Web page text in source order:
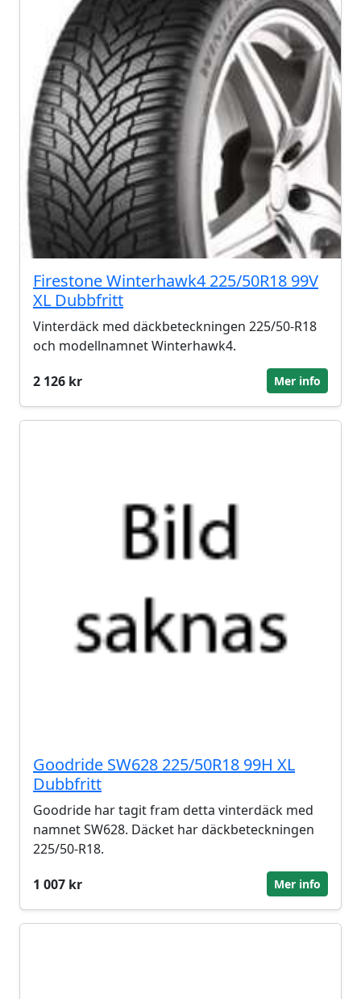
Firestone Winterhawk4 225/50R18 99V
XL Dubbfritt
Vinterdäck med däckbeteckningen 225/50-R18
och modellnamnet Winterhawk4.
2 126 kr
Mer info
Goodride SW628 225/50R18 99H XL
Dubbfritt
Goodride har tagit fram detta vinterdäck med
namnet SW628. Däcket har däckbeteckningen
225/50-R18.
1 007 kr
Mer info